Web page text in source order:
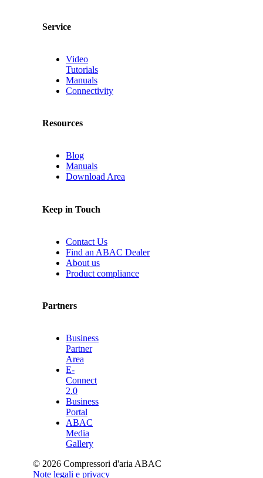
Service
Video
Tutorials
Manuals
Connectivity
Resources
Blog
Manuals
Download Area
Keep in Touch
Contact Us
Find an ABAC Dealer
About us
Product compliance
Partners
Business
Partner
Area
E-
Connect
2.0
Business
Portal
ABAC
Media
Gallery
© 2026 Compressori d'aria ABAC
Note legali e privacy